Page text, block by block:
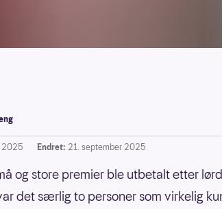
2025 Endret: 21. september 2025
og store premier ble utbetalt etter
det særlig to personer som virkelig